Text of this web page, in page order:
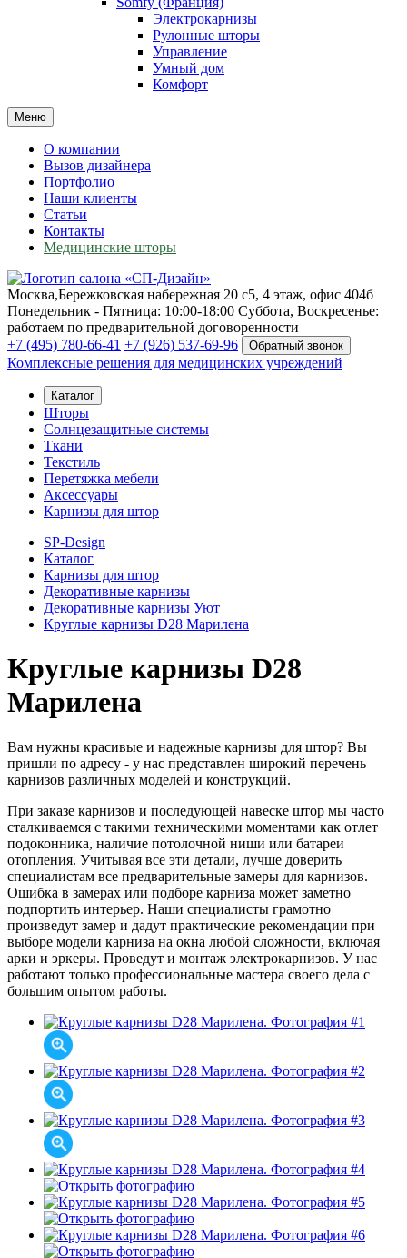
Электрокарнизы
Рулонные шторы
Управление
Умный дом
Комфорт
Меню
О компании
Вызов дизайнера
Портфолио
Наши клиенты
Статьи
Контакты
Медицинские шторы
Москва,Бережковская набережная 20 с5, 4 этаж, офис 404б
Понедельник - Пятница: 10:00-18:00 Суббота, Воскресенье:
работаем по предварительной договоренности
+7 (495) 780-66-41 +7 (926) 537-69-96 Обратный звонок
Комплексные решения для медицинских учреждений
Каталог
Шторы
Солнцезащитные системы
Ткани
Текстиль
Перетяжка мебели
Аксессуары
Карнизы для штор
SP-Design
Каталог
Карнизы для штор
Декоративные карнизы
Декоративные карнизы Уют
Круглые карнизы D28 Марилена
Круглые карнизы D28
Марилена
Вам нужны красивые и надежные карнизы для штор? Вы
пришли по адресу - у нас представлен широкий перечень
карнизов различных моделей и конструкций.
При заказе карнизов и последующей навеске штор мы часто
сталкиваемся с такими техническими моментами как отлет
подоконника, наличие потолочной ниши или батареи
отопления. Учитывая все эти детали, лучше доверить
специалистам все предварительные замеры для карнизов.
Ошибка в замерах или подборе карниза может заметно
подпортить интерьер. Наши специалисты грамотно
произведут замер и дадут практические рекомендации при
выборе модели карниза на окна любой сложности, включая
арки и эркеры. Проведут и монтаж электрокарнизов. У нас
работают только профессиональные мастера своего дела с
большим опытом работы.